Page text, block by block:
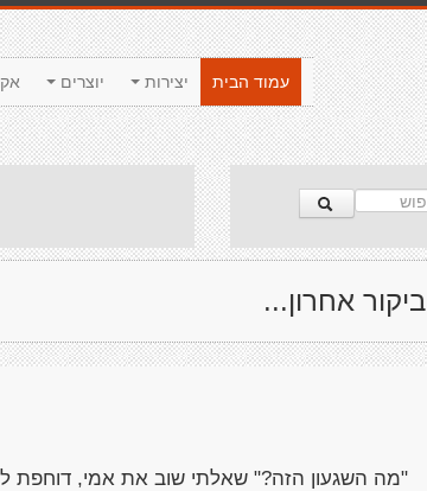
יוצרים יצירות
עמוד הבית
ביקור אחרון...
"מה השגעון הזה?" שאלתי שוב את אמי, דוחפת